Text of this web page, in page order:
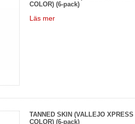
COLOR) (6-pack)
Läs mer
TANNED SKIN (VALLEJO XPRESS
COLOR) (6-pack)